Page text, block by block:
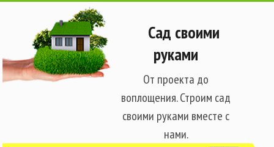
Сад своими
руками
От проекта до
воплощения. Строим сад
своими руками вместе с
нами.